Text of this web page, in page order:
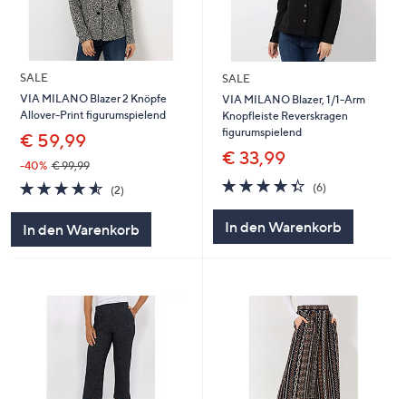
SALE
VIA MILANO Blazer 2 Knöpfe
Allover-Print figurumspielend
€ 59,99
-40% € 99,99
4.5
von
(2)2
In den Warenkorb
SALE
VIA MILANO Blazer, 1/1-Arm
Knopfleiste Reverskragen
figurumspielend
€ 33,99
4.3
von
(6)6
In den Warenkorb